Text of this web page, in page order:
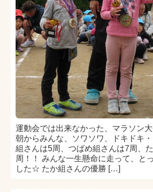
運動会では出来なかった、マラソン
朝からみんな、ソワソワ、ドキドキ
組さんは5周、つばめ組さんは7周、
周！！ みんな一生懸命に走って、と
した☆ たか組さんの優勝 […]